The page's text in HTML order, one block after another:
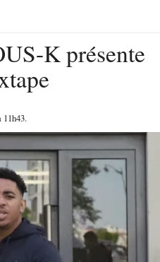
K présente
11h43.